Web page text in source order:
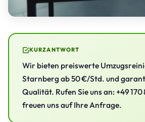
KURZANTWORT
Wir bieten preiswerte
Starnberg ab 50 €/Std. und
Qualität. Rufen Sie uns an: +49
freuen uns auf Ihre Anfrage.